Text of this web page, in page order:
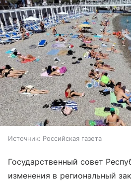
Источник: Российская газета
Государственный совет
изменения в региональный